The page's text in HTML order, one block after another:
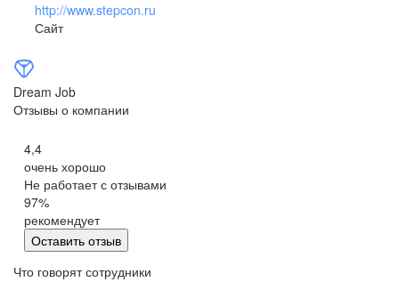
http://www.stepcon.ru
Сайт
Dream Job
Отзывы о компании
4,4
очень хорошо
Не работает с отзывами
97%
рекомендует
Оставить отзыв
Что говорят сотрудники